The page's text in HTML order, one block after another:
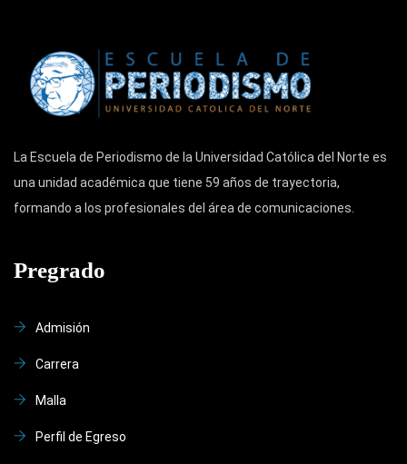
La Escuela de Periodismo de la Universidad Católica del Norte es
una unidad académica que tiene 59 años de trayectoria,
formando a los profesionales del área de comunicaciones.
Pregrado
Admisión
Carrera
Malla
Perfil de Egreso